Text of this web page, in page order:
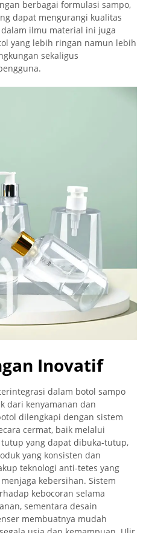
berbagai formulasi sampo,
dapat mengurangi kualitas
ilmu material ini juga
yang lebih ringan namun lebih
sekaligus
Inovatif
dalam botol sampo
dari kenyamanan dan
dilengkapi dengan sistem
cermat, baik melalui
yang dapat dibuka-tutup,
yang konsisten dan
teknologi anti-tetes yang
kebersihan. Sistem
kebocoran selama
sementara desain
membuatnya mudah